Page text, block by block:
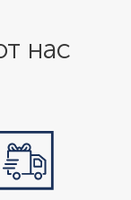
нас